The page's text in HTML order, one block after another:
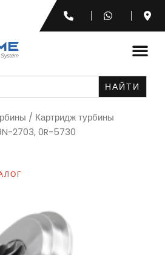
/ Картридж турбины
2703, 0R-5730